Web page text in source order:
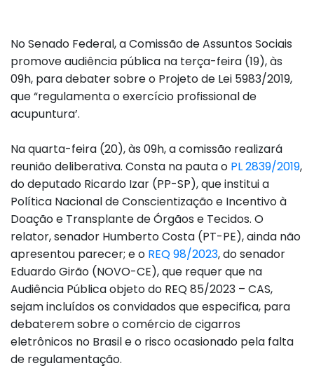
No Senado Federal, a Comissão de Assuntos Sociais
promove audiência pública na terça-feira (19), às
09h, para debater sobre o Projeto de Lei 5983/2019,
que “regulamenta o exercício profissional de
acupuntura’.
Na quarta-feira (20), às 09h, a comissão realizará
reunião deliberativa. Consta na pauta o PL 2839/2019,
do deputado Ricardo Izar (PP-SP), que institui a
Política Nacional de Conscientização e Incentivo à
Doação e Transplante de Órgãos e Tecidos. O
relator, senador Humberto Costa (PT-PE), ainda não
apresentou parecer; e o REQ 98/2023, do senador
Eduardo Girão (NOVO-CE), que requer que na
Audiência Pública objeto do REQ 85/2023 – CAS,
sejam incluídos os convidados que especifica, para
debaterem sobre o comércio de cigarros
eletrônicos no Brasil e o risco ocasionado pela falta
de regulamentação.